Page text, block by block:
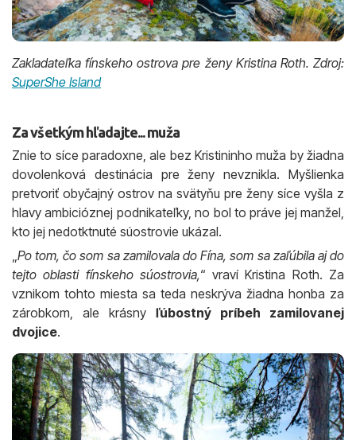
Zakladateľka fínskeho ostrova pre ženy Kristina Roth. Zdroj:
SuperShe Island
Za všetkým hľadajte... muža
Znie to síce paradoxne, ale bez Kristininho muža by žiadna
dovolenková destinácia pre ženy nevznikla. Myšlienka
pretvoriť obyčajný ostrov na svätyňu pre ženy síce vyšla z
hlavy ambicióznej podnikateľky, no bol to práve jej manžel,
kto jej nedotktnuté súostrovie ukázal.
„Po tom, čo som sa zamilovala do Fína, som sa zaľúbila aj do
tejto oblasti fínskeho súostrovia,“ vraví Kristina Roth. Za
vznikom tohto miesta sa teda neskrýva žiadna honba za
zárobkom, ale krásny ľúbostný príbeh zamilovanej
dvojice.